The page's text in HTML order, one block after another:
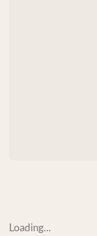
Loading...